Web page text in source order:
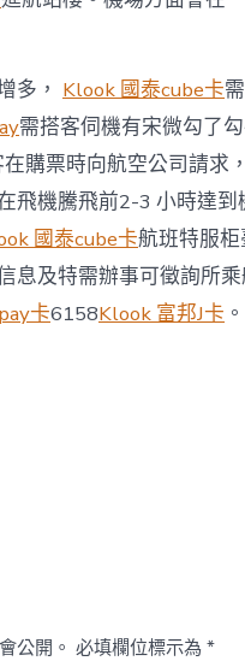
多， Klook 國泰cube卡
需搭客伺機有宋微勾了
購票時向航空公司請求
飛機騰飛前2-3 小時達
國泰cube卡航班特服
息及特需辦事可徵詢所
卡6158Klook 富邦J卡 。
公開。 必填欄位標示為 *